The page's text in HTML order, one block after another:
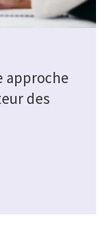
approche
des